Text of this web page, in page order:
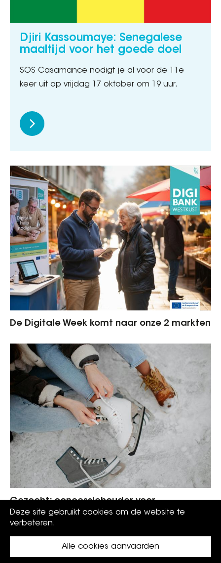
Djiri Kassoumaye: Senegalese
maaltijd voor het goede doel
SOS Casamance nodigt je al voor de 11e
keer uit op vrijdag 17 oktober om 19 uur.
De Digitale Week komt naar onze 2 markten
Gezocht: concessiehouder voor
schaatsverhuur
Deze site gebruikt cookies om de website te
verbeteren.
Alle cookies aanvaarden